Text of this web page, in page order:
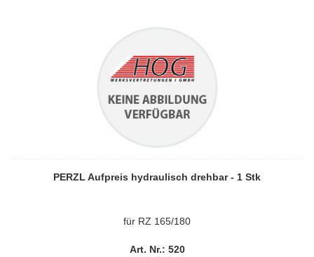
PERZL Aufpreis hydraulisch drehbar - 1 Stk
für RZ 165/180
Art. Nr.: 520